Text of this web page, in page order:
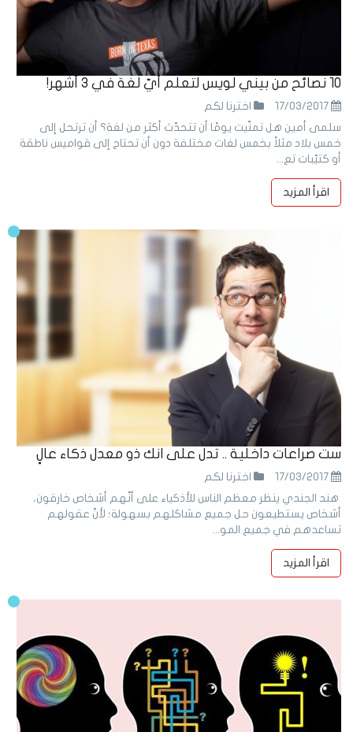
10 نصائح من بيني لويس لتعلّم أيّ لغة في 3 أشهر!
17/03/2017
اخترنا لكم
سلمى أمين هل تمنّيت يومًا أن تتحدّث أكثر من لغة؟ أن ترتحل إلى
خمس بلاد مثلاً بخمس لغات مختلفة دون أن تحتاج إلى قواميس ناطقة
أو كتيّبات تع...
اقرأ المزيد
17
ست صراعات داخلية .. تدل على انك ذو معدل ذكاء عالٍ
17/03/2017
اخترنا لكم
هند الجندي ينظر معظم الناس للأذكياء على أنّهم أشخاص خارقون،
أشخاص يستطيعون حل جميع مشاكلهم بسهولة؛ لأنّ عقولهم
تساعدهم في جميع المو...
اقرأ المزيد
04